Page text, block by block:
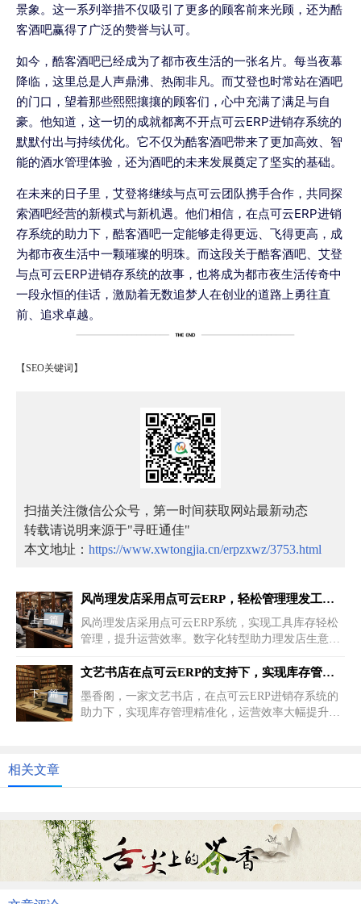
景象。这一系列举措不仅吸引了更多的顾客前来光顾，还为酷
客酒吧赢得了广泛的赞誉与认可。
如今，酷客酒吧已经成为了都市夜生活的一张名片。每当夜幕
降临，这里总是人声鼎沸、热闹非凡。而艾登也时常站在酒吧
的门口，望着那些熙熙攘攘的顾客们，心中充满了满足与自
豪。他知道，这一切的成就都离不开点可云ERP进销存系统的
默默付出与持续优化。它不仅为酷客酒吧带来了更加高效、智
能的酒水管理体验，还为酒吧的未来发展奠定了坚实的基础。
在未来的日子里，艾登将继续与点可云团队携手合作，共同探
索酒吧经营的新模式与新机遇。他们相信，在点可云ERP进销
存系统的助力下，酷客酒吧一定能够走得更远、飞得更高，成
为都市夜生活中一颗璀璨的明珠。而这段关于酷客酒吧、艾登
与点可云ERP进销存系统的故事，也将成为都市夜生活传奇中
一段永恒的佳话，激励着无数追梦人在创业的道路上勇往直
前、追求卓越。
【SEO关键词】
扫描关注微信公众号，第一时间获取网站最新动态
转载请说明来源于"寻旺通佳"
本文地址： https://www.xwtongjia.cn/erpzxwz/3753.html
上一篇
风尚理发店采用点可云ERP，轻松管理理发工具库存
风尚理发店采用点可云ERP系统，实现工具库存轻松
管理，提升运营效率。数字化转型助力理发店生意红
下一篇
文艺书店在点可云ERP的支持下，实现库存管理的精准化
墨香阁，一家文艺书店，在点可云ERP进销存系统的
助力下，实现库存管理精准化，运营效率大幅提升。
相关文章